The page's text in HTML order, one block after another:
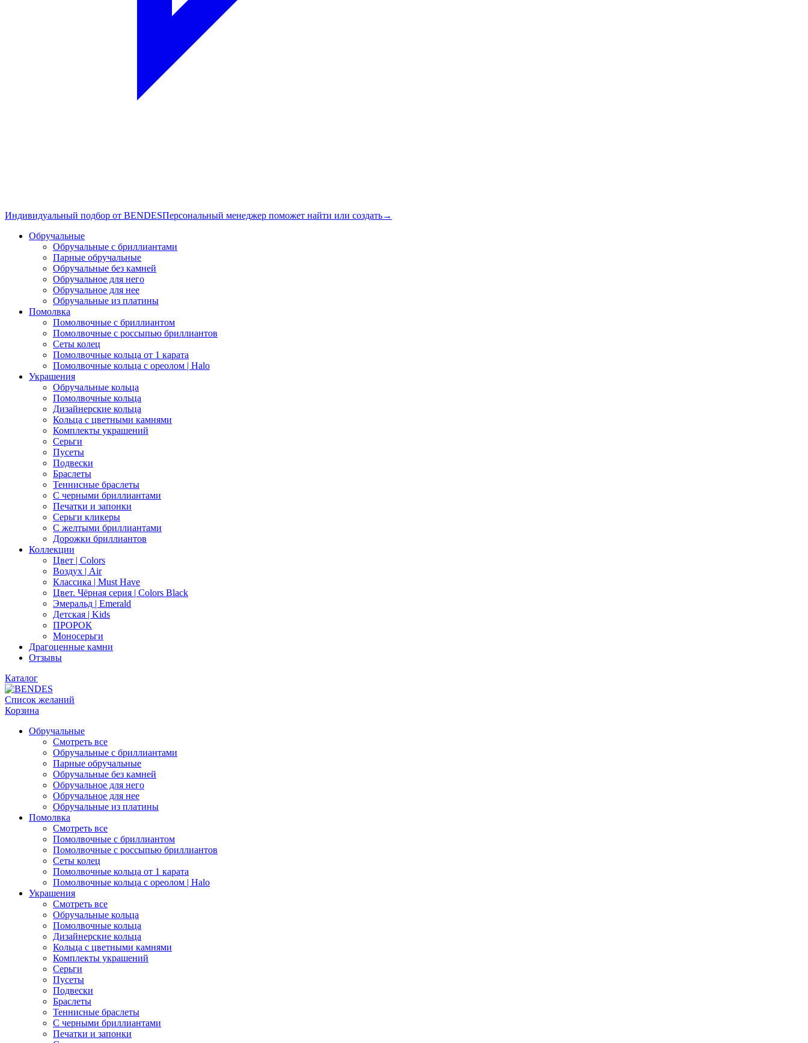
Индивидуальный подбор от BENDESПерсональный менеджер поможет найти или создать→
Обручальные
Обручальные с бриллиантами
Парные обручальные
Обручальные без камней
Обручальное для него
Обручальное для нее
Обручальные из платины
Помолвка
Помолвочные с бриллиантом
Помолвочные с россыпью бриллиантов
Сеты колец
Помолвочные кольца от 1 карата
Помолвочные кольца с ореолом | Halo
Украшения
Обручальные кольца
Помолвочные кольца
Дизайнерские кольца
Кольца с цветными камнями
Комплекты украшений
Серьги
Пусеты
Подвески
Браслеты
Теннисные браслеты
C черными бриллиантами
Печатки и запонки
Серьги кликеры
С желтыми бриллиантами
Дорожки бриллиантов
Коллекции
Цвет | Colors
Воздух | Air
Классика | Must Have
Цвет. Чёрная серия | Colors Black
Эмеральд | Emerald
Детская | Kids
ПРОРОК
Моносерьги
Драгоценные камни
Отзывы
Каталог
Список желаний
Корзина
Обручальные
Смотреть все
Обручальные с бриллиантами
Парные обручальные
Обручальные без камней
Обручальное для него
Обручальное для нее
Обручальные из платины
Помолвка
Смотреть все
Помолвочные с бриллиантом
Помолвочные с россыпью бриллиантов
Сеты колец
Помолвочные кольца от 1 карата
Помолвочные кольца с ореолом | Halo
Украшения
Смотреть все
Обручальные кольца
Помолвочные кольца
Дизайнерские кольца
Кольца с цветными камнями
Комплекты украшений
Серьги
Пусеты
Подвески
Браслеты
Теннисные браслеты
C черными бриллиантами
Печатки и запонки